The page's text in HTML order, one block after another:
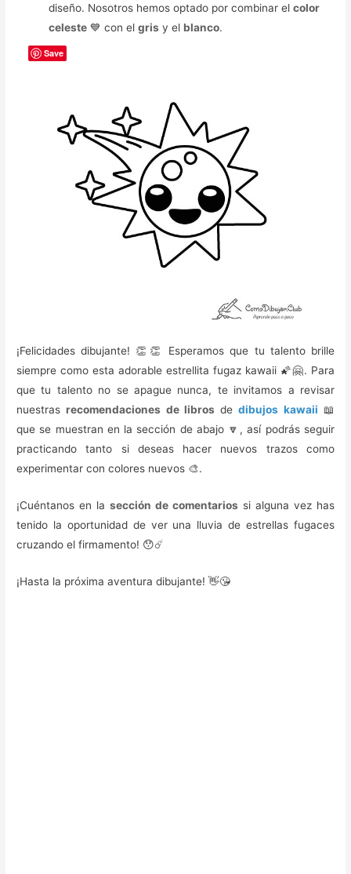
diseño. Nosotros hemos optado por combinar elcolor
celeste 💙 con elgris y el blanco.
¡Felicidades dibujante! 👏👏 Esperamos que tu talento brille
siempre como esta adorable estrellita fugaz kawaii 🌠🤗. Para
que tu talento no se apague nunca, te invitamos a revisar
nuestrasrecomendaciones de libros dedibujos kawaii 📖
que se muestran en la sección de abajo 🔽, así podrás seguir
practicando tanto si deseas hacer nuevos trazos como
experimentar con colores nuevos 🎨.
¡Cuéntanos en lasección de comentarios si alguna vez has
tenido la oportunidad de ver una lluvia de estrellas fugaces
cruzando el firmamento! 😯☄️
¡Hasta la próxima aventura dibujante! 👋😘
Save